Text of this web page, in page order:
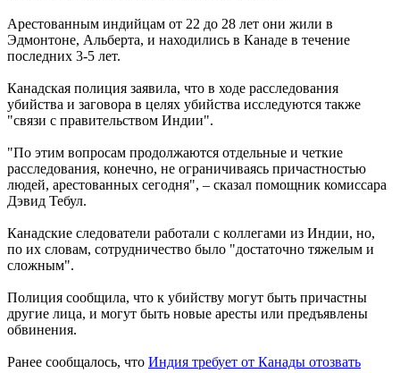
Арестованным индийцам от 22 до 28 лет они жили в
Эдмонтоне, Альберта, и находились в Канаде в течение
последних 3-5 лет.
Канадская полиция заявила, что в ходе расследования
убийства и заговора в целях убийства исследуются также
"связи с правительством Индии".
"По этим вопросам продолжаются отдельные и четкие
расследования, конечно, не ограничиваясь причастностью
людей, арестованных сегодня", – сказал помощник комиссара
Дэвид Тебул.
Канадские следователи работали с коллегами из Индии, но,
по их словам, сотрудничество было "достаточно тяжелым и
сложным".
Полиция сообщила, что к убийству могут быть причастны
другие лица, и могут быть новые аресты или предъявлены
обвинения.
Ранее сообщалось, что Индия требует от Канады отозвать